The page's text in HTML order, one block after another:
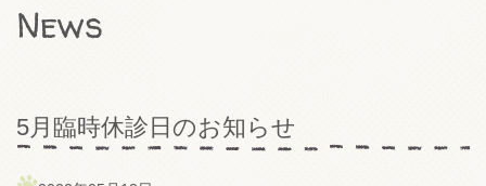
News
5月臨時休診日のお知らせ